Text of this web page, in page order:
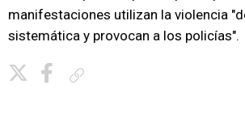
manifestaciones utilizan la violencia
sistemática y provocan a los policías".